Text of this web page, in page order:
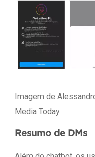
Imagem de
Media Today.
Resumo de DMs